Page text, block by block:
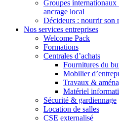
Groupes
ancrage local
Décideurs : nourrir son
Nos services entreprises
Welcome Pack
Formations
Centrales d’achats
Fournitures du
Mobilier
Travaux &
Matériel
Sécurité & gardiennage
Location de salles
CSE externalisé